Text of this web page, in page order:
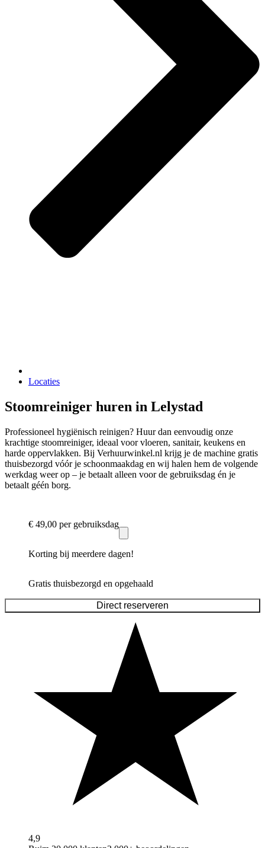
Locaties
Stoomreiniger huren in Lelystad
Professioneel hygiënisch reinigen? Huur dan eenvoudig onze
krachtige stoomreiniger, ideaal voor vloeren, sanitair, keukens en
harde oppervlakken. Bij Verhuurwinkel.nl krijg je de machine gratis
thuisbezorgd vóór je schoonmaakdag en wij halen hem de volgende
werkdag weer op – je betaalt alleen voor de gebruiksdag én je
betaalt géén borg.
€ 49,00 per gebruiksdag
Korting bij meerdere dagen!
Gratis thuisbezorgd en opgehaald
Direct reserveren
4,9